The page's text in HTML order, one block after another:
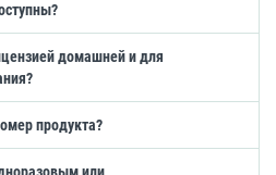
домашней и для
продукта?